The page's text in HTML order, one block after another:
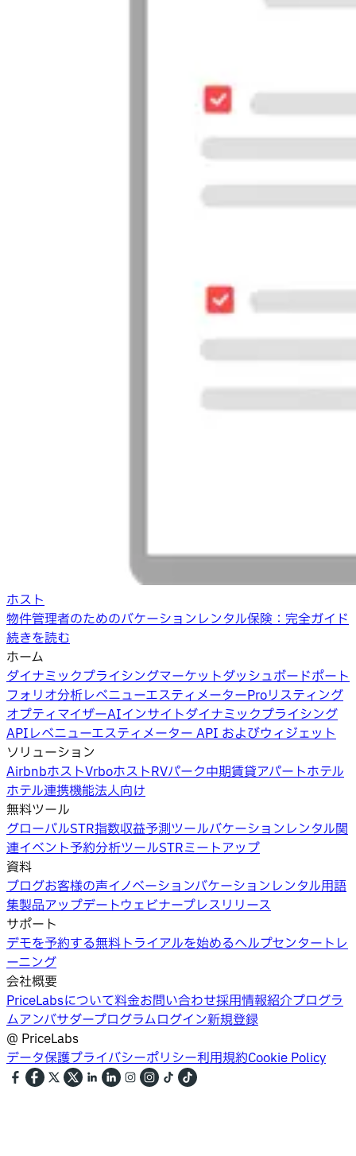
ホスト
物件管理者のためのバケーションレンタル保険：完全ガイド
続きを読む
ホーム
ダイナミックプライシングマーケットダッシュボードポート
フォリオ分析レベニューエスティメーターProリスティング
オプティマイザーAIインサイトダイナミックプライシング
APIレベニューエスティメーター API およびウィジェット
ソリューション
AirbnbホストVrboホストRVパーク中期賃貸アパートホテル
ホテル連携機能法人向け
無料ツール
グローバルSTR指数収益予測ツールバケーションレンタル関
連イベント予約分析ツールSTRミートアップ
資料
ブログお客様の声イノベーションバケーションレンタル用語
集製品アップデートウェビナープレスリリース
サポート
デモを予約する無料トライアルを始めるヘルプセンタートレ
ーニング
会社概要
PriceLabsについて料金お問い合わせ採用情報紹介プログラ
ムアンバサダープログラムログイン新規登録
@ PriceLabs
データ保護プライバシーポリシー利用規約Cookie Policy